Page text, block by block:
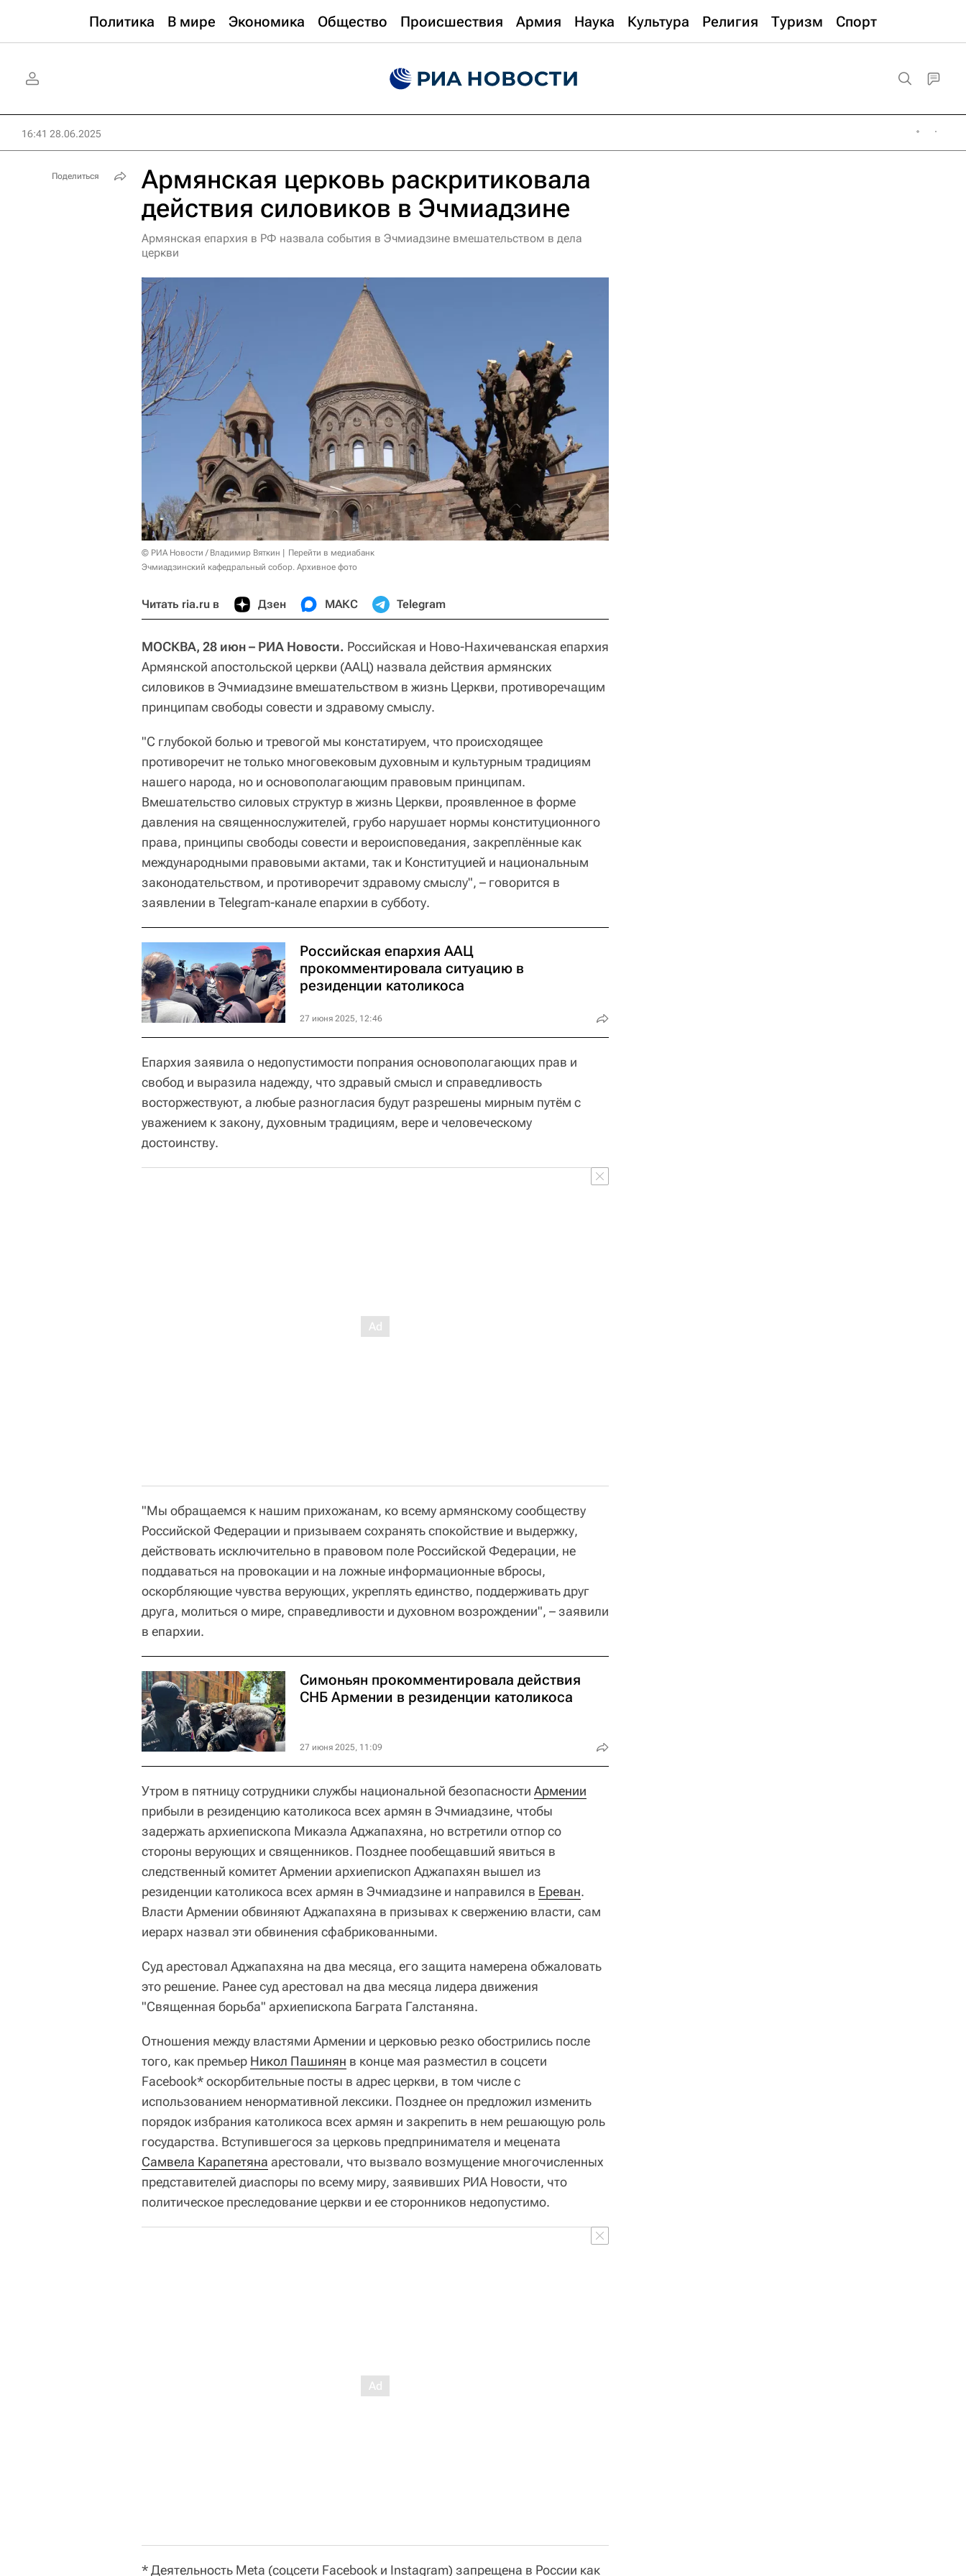
Политика В мире Экономика Общество Происшествия Армия Наука Культура Религия Туризм Спорт
16:41 28.06.2025
Армянская церковь раскритиковала
действия силовиков в Эчмиадзине
Армянская епархия в РФ назвала события в Эчмиадзине вмешательством в дела
церкви
© РИА Новости / Владимир Вяткин
Перейти в медиабанк
Эчмиадзинский кафедральный собор. Архивное фото
Читать ria.ru в Дзен МАКС Telegram
МОСКВА, 28 июн – РИА Новости. Российская и Ново-Нахичеванская епархия
Армянской апостольской церкви (ААЦ) назвала действия армянских
силовиков в Эчмиадзине вмешательством в жизнь Церкви, противоречащим
принципам свободы совести и здравому смыслу.
"С глубокой болью и тревогой мы констатируем, что происходящее
противоречит не только многовековым духовным и культурным традициям
нашего народа, но и основополагающим правовым принципам.
Вмешательство силовых структур в жизнь Церкви, проявленное в форме
давления на священнослужителей, грубо нарушает нормы конституционного
права, принципы свободы совести и вероисповедания, закреплённые как
международными правовыми актами, так и Конституцией и национальным
законодательством, и противоречит здравому смыслу", – говорится в
заявлении в Telegram-канале епархии в субботу.
Российская епархия ААЦ
прокомментировала ситуацию в
резиденции католикоса
27 июня 2025, 12:46
Епархия заявила о недопустимости попрания основополагающих прав и
свобод и выразила надежду, что здравый смысл и справедливость
восторжествуют, а любые разногласия будут разрешены мирным путём с
уважением к закону, духовным традициям, вере и человеческому
достоинству.
"Мы обращаемся к нашим прихожанам, ко всему армянскому сообществу
Российской Федерации и призываем сохранять спокойствие и выдержку,
действовать исключительно в правовом поле Российской Федерации, не
поддаваться на провокации и на ложные информационные вбросы,
оскорбляющие чувства верующих, укреплять единство, поддерживать друг
друга, молиться о мире, справедливости и духовном возрождении", – заявили
в епархии.
Симоньян прокомментировала действия
СНБ Армении в резиденции католикоса
27 июня 2025, 11:09
Утром в пятницу сотрудники службы национальной безопасности Армении
прибыли в резиденцию католикоса всех армян в Эчмиадзине, чтобы
задержать архиепископа Микаэла Аджапахяна, но встретили отпор со
стороны верующих и священников. Позднее пообещавший явиться в
следственный комитет Армении архиепископ Аджапахян вышел из
резиденции католикоса всех армян в Эчмиадзине и направился в Ереван.
Власти Армении обвиняют Аджапахяна в призывах к свержению власти, сам
иерарх назвал эти обвинения сфабрикованными.
Суд арестовал Аджапахяна на два месяца, его защита намерена обжаловать
это решение. Ранее суд арестовал на два месяца лидера движения
"Священная борьба" архиепископа Баграта Галстаняна.
Отношения между властями Армении и церковью резко обострились после
того, как премьер Никол Пашинян в конце мая разместил в соцсети
Facebook* оскорбительные посты в адрес церкви, в том числе с
использованием ненормативной лексики. Позднее он предложил изменить
порядок избрания католикоса всех армян и закрепить в нем решающую роль
государства. Вступившегося за церковь предпринимателя и мецената
Самвела Карапетяна арестовали, что вызвало возмущение многочисленных
представителей диаспоры по всему миру, заявивших РИА Новости, что
политическое преследование церкви и ее сторонников недопустимо.
* Деятельность Meta (соцсети Facebook и Instagram) запрещена в России как
Поделиться